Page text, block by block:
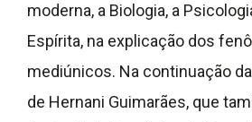
moderna, a Biologia, a
Espírita, na explicação dos
mediúnicos. Na continuação
de Hernani Guimarães, que